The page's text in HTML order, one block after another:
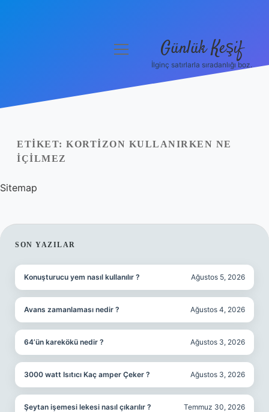
Yasal Uyarı
menüyü
Günlük Keşif
İlginç satırlarla sıradanlığı boz.
ETIKET: KORTIZON KULLANIRKEN NE
IÇILMEZ
Sitemap
SIDEBAR
SON YAZILAR
Konuşturucu yem nasıl kullanılır ? Ağustos 5, 2026
Avans zamanlaması nedir ? Ağustos 4, 2026
64’ün karekökü nedir ? Ağustos 3, 2026
3000 watt Isıtıcı Kaç amper Çeker ? Ağustos 3, 2026
Şeytan işemesi lekesi nasıl çıkarılır ? Temmuz 30, 2026